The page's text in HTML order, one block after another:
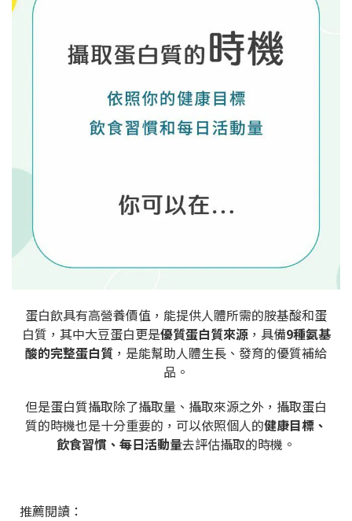
蛋白飲具有高營養價值，能提供人體所需的胺基酸和蛋
白質，其中大豆蛋白更是優質蛋白質來源，具備9種氨基
酸的完整蛋白質 ，是能幫助人體生長、發育的優質補給
品。
但是蛋白質攝取除了攝取量、攝取來源之外，攝取蛋白
質的時機也是十分重要的，可以依照個人的健康目標、
飲食習慣、每日活動量去評估攝取的時機。
推薦閱讀：